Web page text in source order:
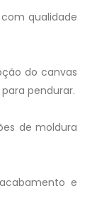
qualidade
do canvas
pendurar.
de moldura
e